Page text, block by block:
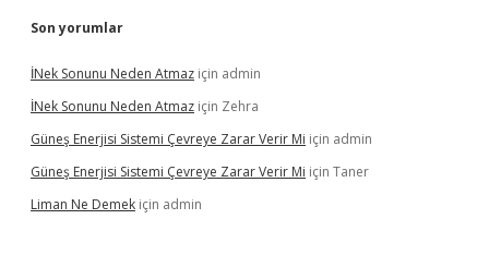
Son yorumlar
İNek Sonunu Neden Atmaz için admin
İNek Sonunu Neden Atmaz için Zehra
Güneş Enerjisi Sistemi Çevreye Zarar Verir Mi için admin
Güneş Enerjisi Sistemi Çevreye Zarar Verir Mi için Taner
Liman Ne Demek için admin